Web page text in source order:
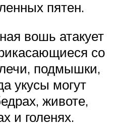
пятен.
вошь атакует
со
подмышки,
укусы могут
животе,
и голенях.